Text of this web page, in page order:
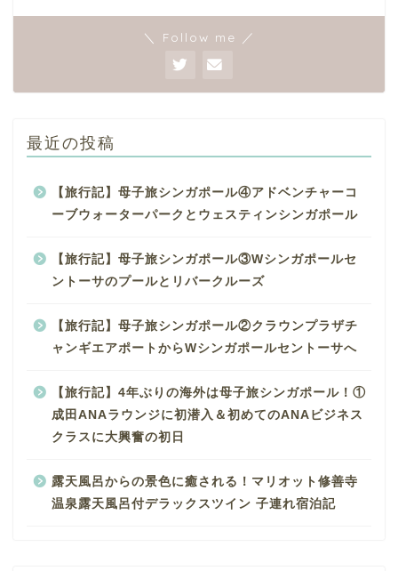
＼ Follow me ／
最近の投稿
【旅行記】母子旅シンガポール④アドベンチャーコ
ーブウォーターパークとウェスティンシンガポール
【旅行記】母子旅シンガポール③Wシンガポールセ
ントーサのプールとリバークルーズ
【旅行記】母子旅シンガポール②クラウンプラザチ
ャンギエアポートからWシンガポールセントーサへ
【旅行記】4年ぶりの海外は母子旅シンガポール！①
成田ANAラウンジに初潜入＆初めてのANAビジネス
クラスに大興奮の初日
露天風呂からの景色に癒される！マリオット修善寺
温泉露天風呂付デラックスツイン 子連れ宿泊記